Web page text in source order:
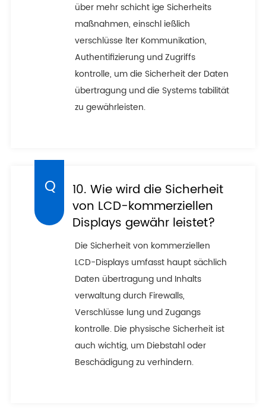
über mehr schicht ige Sicherheits
maßnahmen, einschl ießlich
verschlüsse lter Kommunikation,
Authentifizierung und Zugriffs
kontrolle, um die Sicherheit der Daten
übertragung und die Systems tabilität
zu gewährleisten.
10. Wie wird die Sicherheit
von LCD-kommerziellen
Displays gewähr leistet?
Die Sicherheit von kommerziellen
LCD-Displays umfasst haupt sächlich
Daten übertragung und Inhalts
verwaltung durch Firewalls,
Verschlüsse lung und Zugangs
kontrolle. Die physische Sicherheit ist
auch wichtig, um Diebstahl oder
Beschädigung zu verhindern.